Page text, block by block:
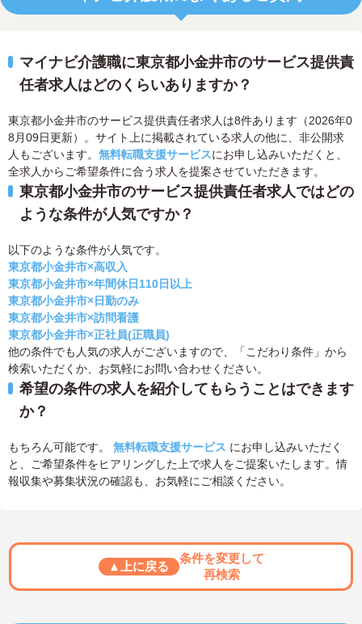
マイナビ介護職に東京都小金井市のサービス提供責
任者求人はどのくらいありますか？
東京都小金井市のサービス提供責任者求人は8件あります（2026年0
8月09日更新）。サイト上に掲載されている求人の他に、非公開求
人もございます。 無料転職支援サービスにお申し込みいただくと、
全求人からご希望条件に合う求人を提案させていただきます。
東京都小金井市のサービス提供責任者求人ではどの
ような条件が人気ですか？
以下のような条件が人気です。
東京都小金井市×高収入
東京都小金井市×年間休日110日以上
東京都小金井市×日勤のみ
東京都小金井市×訪問看護
東京都小金井市×正社員(正職員)
他の条件でも人気の求人がございますので、「こだわり条件」から
検索いただくか、お気軽にお問い合わせください。
希望の条件の求人を紹介してもらうことはできます
か？
もちろん可能です。 無料転職支援サービス にお申し込みいただく
と、ご希望条件をヒアリングした上で求人をご提案いたします。情
報収集や募集状況の確認も、お気軽にご相談ください。
▲上に戻る
条件を変更して
再検索